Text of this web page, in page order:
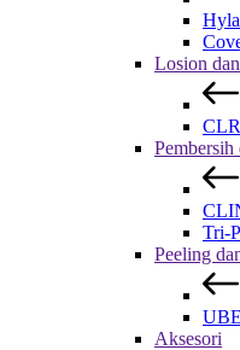
Losion
Pembersih
Tri-
Peeling
Aksesori